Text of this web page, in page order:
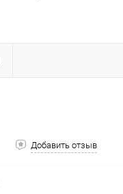
Добавить отзыв